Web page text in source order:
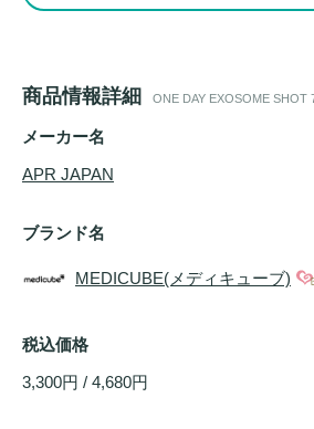
商品情報詳細 ONE DAY EXOSOME SHOT
メーカー名
APR JAPAN
ブランド名
MEDICUBE(メディキューブ)
税込価格
3,300円 / 4,680円